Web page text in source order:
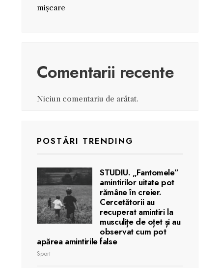
mișcare
Comentarii recente
Niciun comentariu de arătat.
POSTĂRI TRENDING
STUDIU. „Fantomele”
amintirilor uitate pot
rămâne în creier.
Cercetătorii au
recuperat amintiri la
musculițe de oțet și au
observat cum pot
apărea amintirile false
Sport